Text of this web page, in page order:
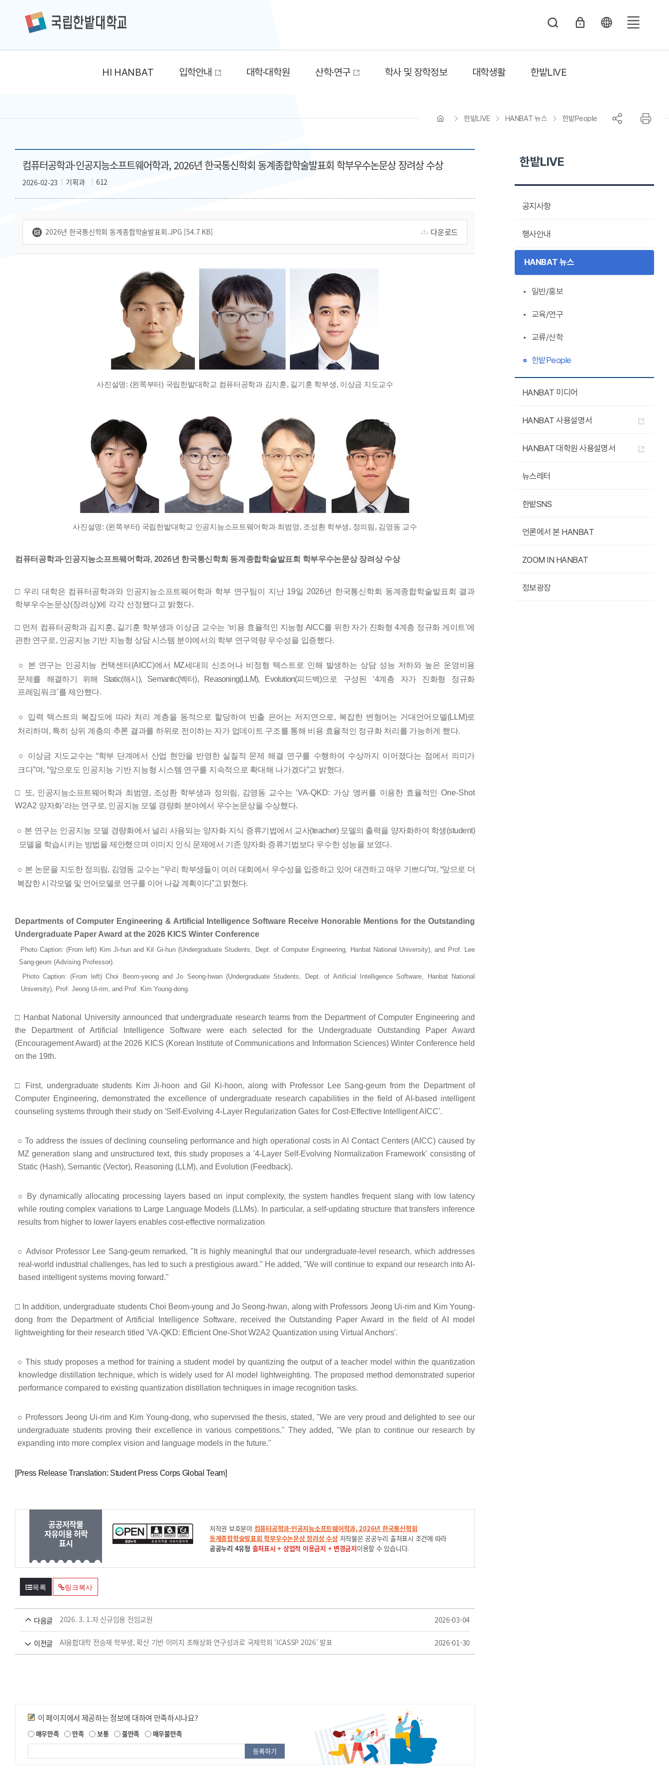
체
HI HANBAT 입학안내 대학·대학원 산학·연구 학사 및 장학정보 대학생활 한밭LIVE
한밭LIVE HANBAT 뉴스 한밭People
한밭LIVE
공지사항
행사안내
HANBAT 뉴스
일반/홍보
교육/연구
교류/산학
한밭People
HANBAT 미디어
HANBAT 사용설명서
HANBAT 대학원 사용설명서
뉴스레터
한밭SNS
언론에서 본 HANBAT
ZOOM IN HANBAT
정보광장
컴퓨터공학과·인공지능소프트웨어학과, 2026년 한국통신학회 동계종합학술발표회 학부우수논문상 장려상 수상
기획과 612
2026-02-23
2026년 한국통신학회 동계종합학술발표회.JPG [54.7 KB] 다운로드
사진설명: (왼쪽부터) 국립한밭대학교 컴퓨터공학과 김지훈, 길기훈 학부생, 이상금 지도교수
사진설명: (왼쪽부터) 국립한밭대학교 인공지능소프트웨어학과 최범영, 조성환 학부생, 정의림, 김영동 교수
컴퓨터공학과·인공지능소프트웨어학과, 2026년 한국통신학회 동계종합학술발표회 학부우수논문상 장려상 수상
□ 우리 대학은 컴퓨터공학과와 인공지능소프트웨어 학과 학부 연구팀이 지난 19일 2026년 한국통신학회 동계종합학술발표회 결과
학부우수논문상(장려상)에 각각 선정됐다고 밝혔다.
□ 먼저 컴퓨터공학과 김지훈, 길기훈 학부생과 이상금 교수는 ‘비용 효율적인 지능형 AICC를 위한 자가 진화형 4계층 정규화 게이트 ’에
관한 연구로, 인공지능 기반 지능형 상담 시스템 분야에서의 학부 연구역량 우수성을 입증했다.
○ 본 연구는 인공지능 컨택센터 (AICC)에서 MZ세대의 신조어나 비정형 텍스트로 인해 발생하는 상담 성능 저하와 높은 운영비용
문제를해결하기 위해 Static(해시 ), Semantic(벡터), Reasoning(LLM), Evolution(피드백)으로 구성된 ‘4계층 자가 진화형 정규화
프레임워크’를 제안했다.
○ 입력 텍스트의 복잡도에 따라 처리 계층을 동적으로 할당하여 빈출 은어는 저지연으로, 복잡한 변형어는 거대언어모델(LLM)로
처리하며 , 특히 상위 계층의 추론 결과를 하위로 전이하는 자가 업데이트 구조를 통해 비용 효율적인 정규화 처리를 가능하게 했다.
○ 이상금 지도교수는“학부 단계에서 산업 현안을 반영한 실질적 문제
해결 연구를 수행하여 수상까지 이어졌다는 점에서 의미가
크다”며, “앞으로도 인공지능 기반 지능형 시스템 연구를 지속적으로 확대해 나가겠다”고 밝혔다.
□ 또, 인공지능소프트웨어학과 최범영, 조성환 학부생과 정의림, 김영동 교수는 ‘VA-QKD: 가상 앵커를 이용한 효율적인One-Shot
W2A2 양자화’라는 연구로, 인공지능 모델 경량화 분야에서 우수논문상을 수상했다.
○ 본 연구는 인공지능 모델 경량화에서 널리 사용되는 양자화 지식 증류기법에서 교사(teacher) 모델의 출력을 양자화하여 학생(student)
모델을 학습시키는 방법을 제안했으며 이미지 인식 문제에서 기존 양자화 증류기법보다 우수한 성능을 보였다.
○ 본 논문을 지도한 정의림, 김영동 교수는“우리 학부생들이 여러 대회에서 우수성을 입증하고 있어 대견하고 매우 기쁘다”며 , “앞으로 더
복잡한 시각모델 및 언어모델로 연구를 이어 나갈 계획이다”고 밝혔다.
Departments of Computer Engineering & Artificial Intelligence Software Receive Honorable Mentions for the Outstanding
Undergraduate Paper Award at the 2026 KICS Winter Conference
Photo Caption: (From left) Kim Ji-hun and Kil Gi-hun (Undergraduate Students, Dept. of Computer Engineering, Hanbat National University), and Prof. Lee
Sang-geum (Advising Professor).
Photo Caption: (From left) Choi Beom-yeong and Jo Seong-hwan (Undergraduate Students, Dept. of Artificial Intelligence Software, Hanbat National
University), Prof. Jeong Ui-rim, and Prof. Kim Young-dong.
□ Hanbat National University announced that undergraduate research teams from the Department of Computer Engineering and
the Department of Artificial Intelligence Software were each selected for the Undergraduate Outstanding Paper Award
(Encouragement Award) at the 2026 KICS (Korean Institute of Communications and Information Sciences) Winter Conference held
on the 19th.
□
First, undergraduate students Kim Ji-hoon and Gil Ki-hoon, along with Professor Lee Sang-geum from the Department of
Computer Engineering, demonstrated the excellence of undergraduate research capabilities in the field of AI-based intelligent
counseling systems through their study on 'Self-Evolving 4-Layer Regularization Gates for Cost-Effective Intelligent AICC'.
○To address the issues of declining counseling performance and high operational costs in AI Contact Centers (AICC) caused by
MZ generation slang and unstructured text, this study proposes a '4-Layer Self-Evolving Normalization Framework' consisting of
Static (Hash), Semantic (Vector), Reasoning (LLM), and Evolution (Feedback).
○ By dynamically allocating processing layers based on input complexity, the system handles frequent slang with low latency
while routing complex variations to Large Language Models (LLMs). In particular, a self-updating structure that transfers inference
results from higher to lower layers enables cost-effective normalization
○Advisor Professor Lee Sang-geum remarked, "It is highly meaningful that our undergraduate-level research, which addresses
real-world industrial challenges, has led to such a prestigious award." He added, "We will continue to expand our research into AI-
based intelligent systems moving forward."
□ In addition, undergraduate students Choi Beom-young and Jo Seong-hwan, along with Professors Jeong Ui-rim and Kim Young-
dong from the Department of Artificial Intelligence Software, received the Outstanding Paper Award in the field of AI model
lightweighting for their research titled 'VA-QKD: Efficient One-Shot W2A2 Quantization using Virtual Anchors'.
○This study proposes a method for training a student model by quantizing the output of a teacher model within the quantization
knowledge distillation technique, which is widely used for AI model lightweighting. The proposed method demonstrated superior
performance compared to existing quantization distillation techniques in image recognition tasks.
○ Professors Jeong Ui-rim and Kim Young-dong, who supervised the thesis, stated, "We are very proud and delighted to see our
undergraduate students proving their excellence in various competitions." They added, "We plan to continue our research by
expanding into more complex vision and language models in the future."
[Press Release Translation: Student Press Corps Global Team]
공공저작물
자유이용 허락
표시
저작권 보호분야 컴퓨터공학과·인공지능소프트웨어학과, 2026년 한국통신학회
동계종합학술발표회 학부우수논문상 장려상 수상저작물은 공공누리 출처표시 조건에 따라
공공누리 4유형 출처표시 + 상업적 이용금지 + 변경금지이용할 수 있습니다.
목록 링크복사
다음글 2026. 3. 1.자 신규임용 전임교원 2026-03-04
이전글 AI융합대학 전승재 학부생, 확산 기반 이미지 초해상화 연구성과로 국제학회 ‘ICASSP 2026’ 발표 2026-01-30
만족도조사
이 페이지에서 제공하는 정보에 대하여 만족하시나요?
매우만족 만족 보통 불만족 매우불만족
공